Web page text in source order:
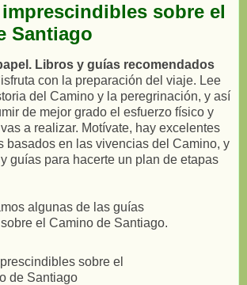
sobre el
Santiago
Libros y guías recomendados
con la preparación del viaje. Lee
del Camino y la peregrinación, y así
de mejor grado el esfuerzo físico y
a realizar. Motívate, hay excelentes
basados en las vivencias del Camino, y
guías para hacerte un plan de etapas
algunas de las guías
el Camino de Santiago.